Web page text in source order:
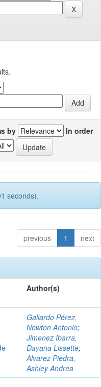
by
In order
seconds).
previous 1 next
Author(s)
Gallardo Pérez,
Newton Antonio;
Jimenez Ibarra,
Dayana Lissette;
Alvarez Piedra,
Ashley Andrea